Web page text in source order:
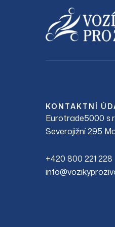
KONTAKTNÍ
Eurotrade5000
Severojižní 295
+420 800 221 228